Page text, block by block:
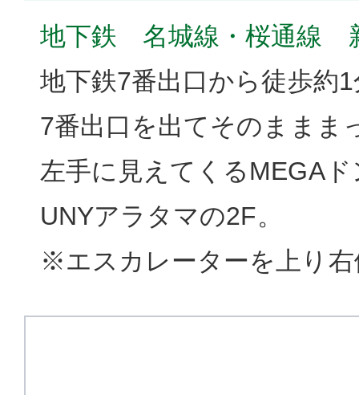
地下鉄 名城線・桜通線
地下鉄7番出口から徒歩約1
7番出口を出てそのままま
左手に見えてくるMEGA
UNYアラタマの2F。
※エスカレーターを上り右